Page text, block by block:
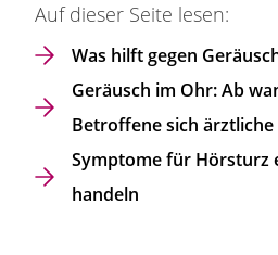
Auf dieser Seite lesen:
Was hilft gegen
Geräusch im Ohr: Ab
Betroffene sich ärztliche
Symptome für Hörsturz
handeln